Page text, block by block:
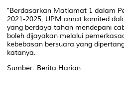
"Berdasarkan Matlamat 1 dalam
2021-2025, UPM amat komited
yang berdaya tahan mendepani
boleh dijayakan melalui
kebebasan bersuara yang
katanya.
Sumber: Berita Harian